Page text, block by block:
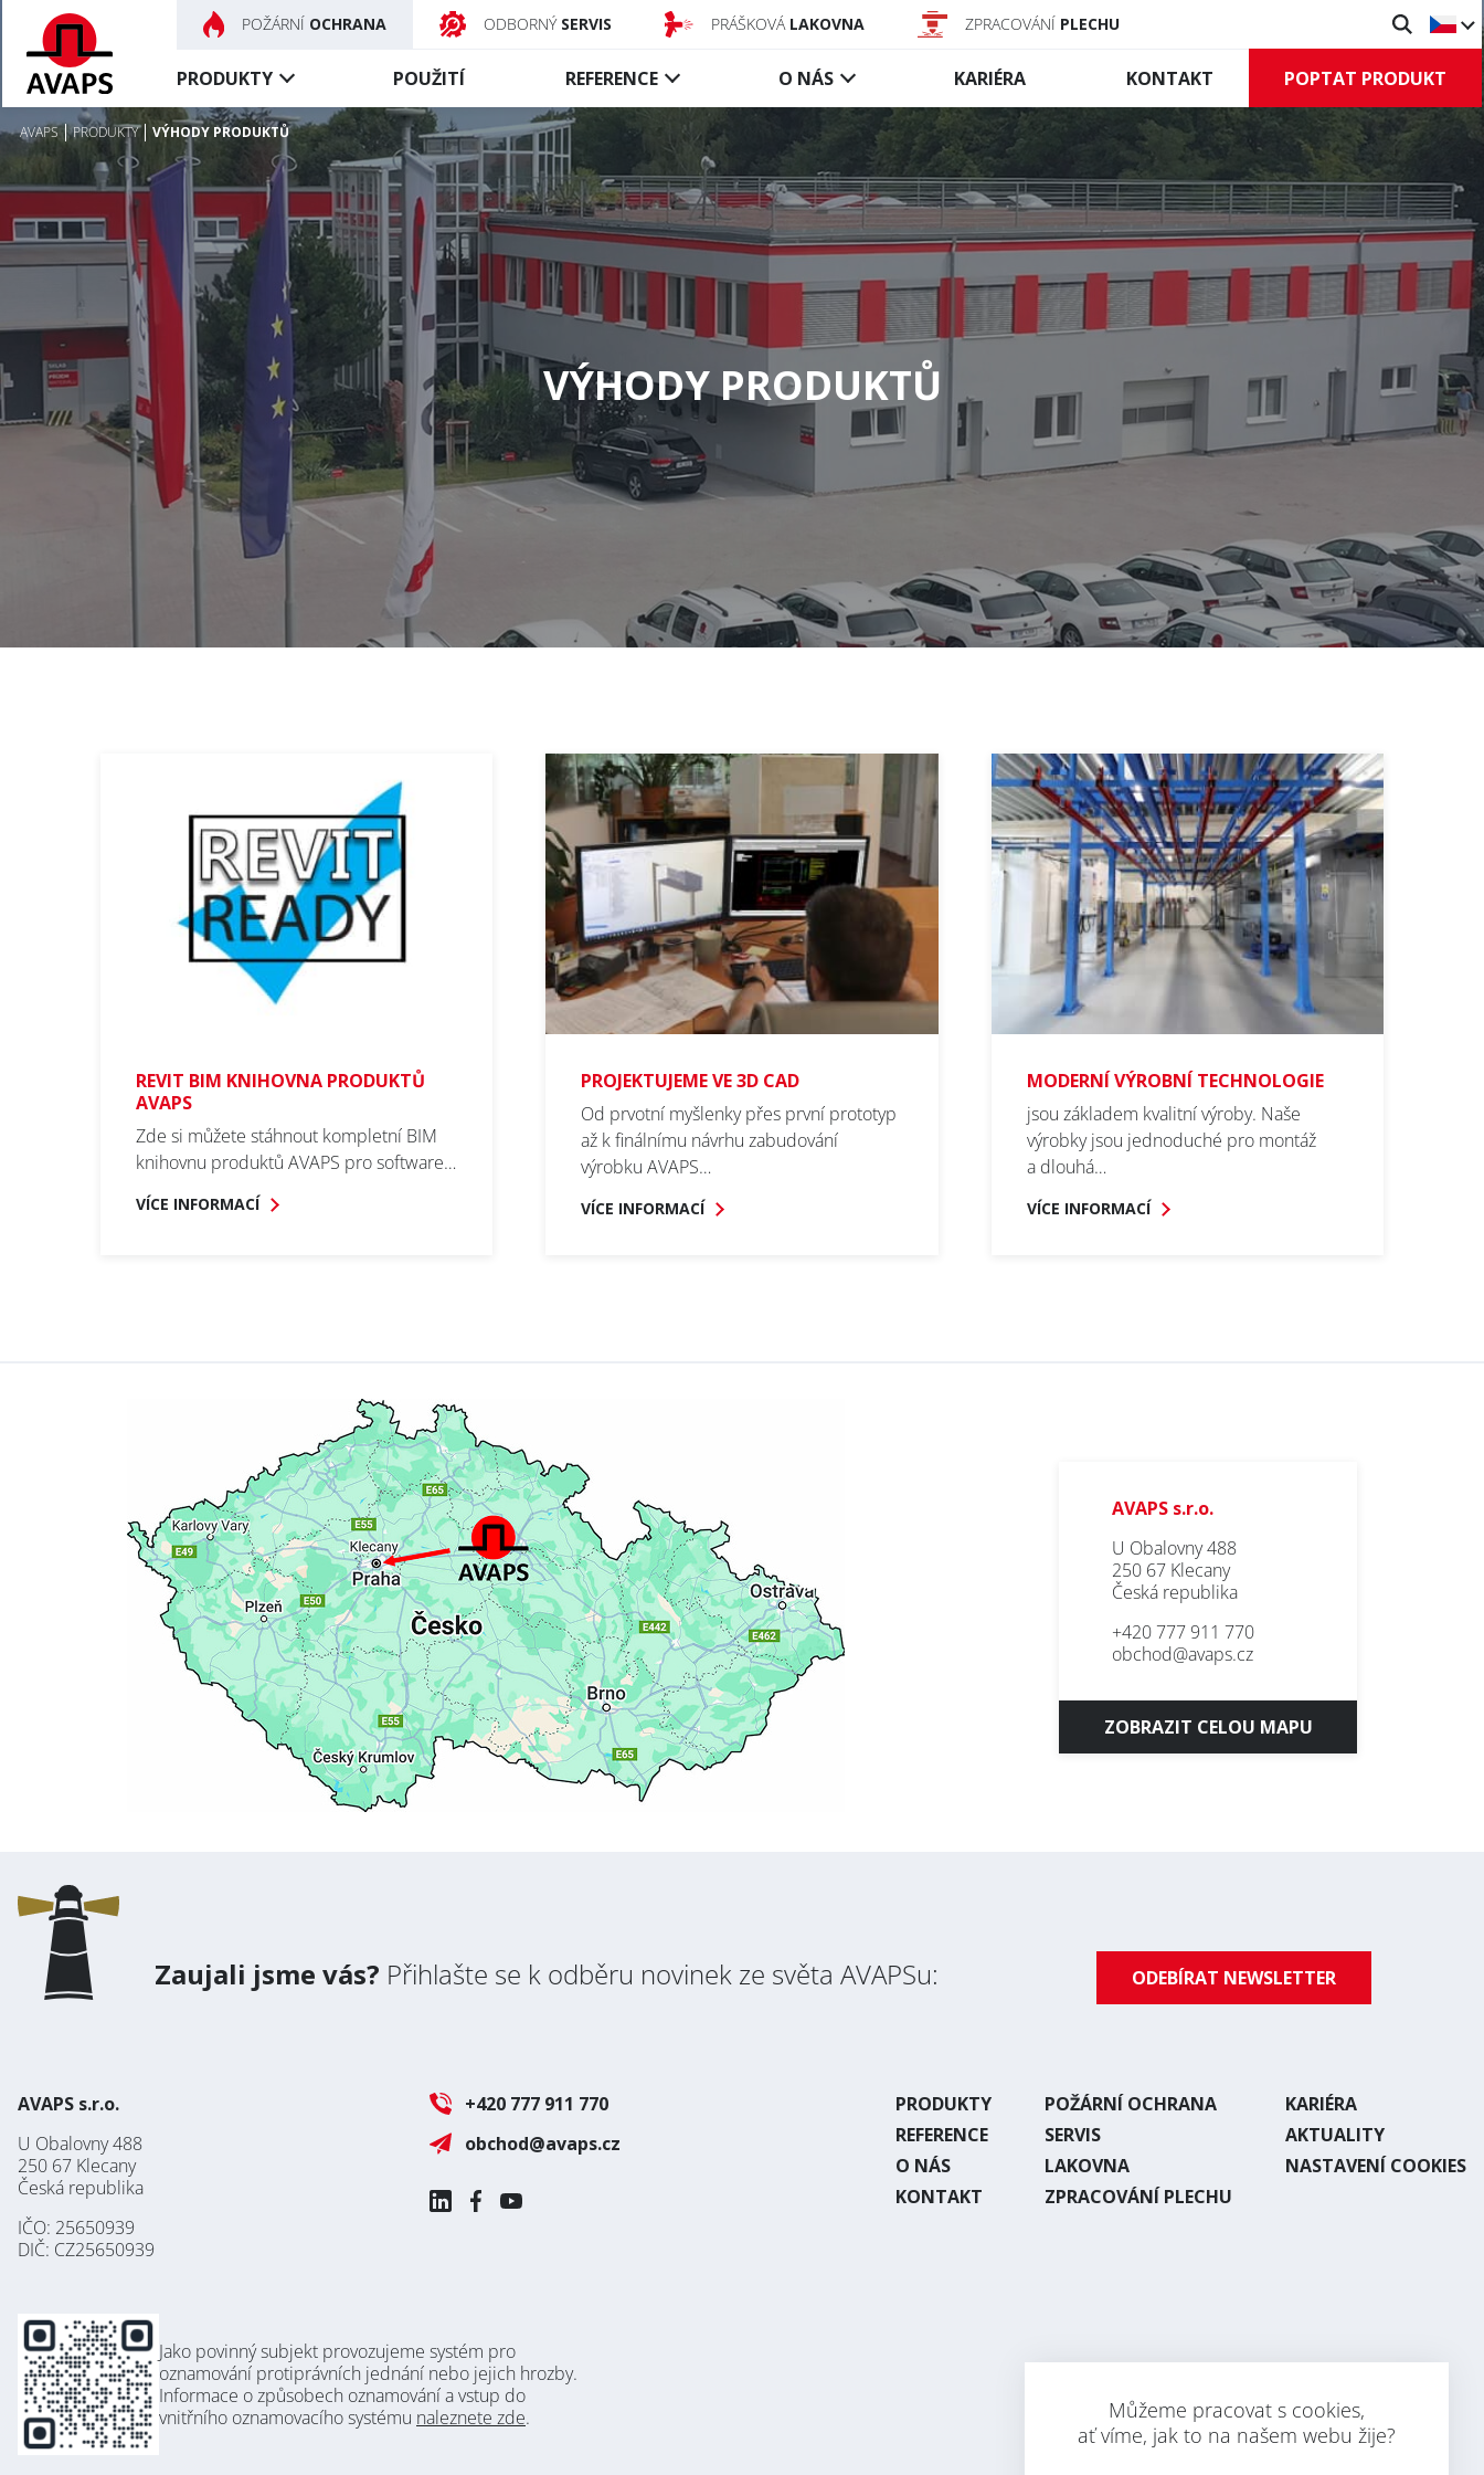
Můžeme pracovat s cookies,
ať víme, jak to na našem webu žije?
POŽÁRNÍ OCHRANA ODBORNÝ SERVIS PRÁŠKOVÁ LAKOVNA ZPRACOVÁNÍ PLECHU
PRODUKTY
Požární
uzávěry
Textilní uzávěry
Ocelové uzávěry
Speciální uzávěry
Požární dveře
Řízení a příslušenství
Kouřotěsné
uzávěry
Textilní uzávěry
Řízení a příslušenství
Dopravníkové
uzávěry
Textilní uzávěry
Ocelové uzávěry
Kouřové
zábrany
Statické skleněné zábrany
Řízení a příslušenství
Vratové
systémy
Průmyslová vrata
Rolovací mříže
Řízení a příslušenství
POUŽITÍ REFERENCE O NÁS KARIÉRA KONTAKT POPTAT PRODUKT
AVAPS PRODUKTY VÝHODY PRODUKTŮ
VÝHODY PRODUKTŮ
REVIT BIM KNIHOVNA PRODUKTŮ
AVAPS
Zde si můžete stáhnout kompletní BIM
knihovnu produktů AVAPS pro software…
VÍCE INFORMACÍ
PROJEKTUJEME VE 3D CAD
Od prvotní myšlenky přes první prototyp
až k finálnímu návrhu zabudování
výrobku AVAPS…
VÍCE INFORMACÍ
MODERNÍ VÝROBNÍ TECHNOLOGIE
jsou základem kvalitní výroby. Naše
výrobky jsou jednoduché pro montáž
a dlouhá…
VÍCE INFORMACÍ
AVAPS s.r.o.
U Obalovny 488
250 67 Klecany
Česká republika
+420 777 911 770
obchod@avaps.cz
ZOBRAZIT CELOU MAPU
Zaujali jsme vás? Přihlašte se k odběru novinek ze světa AVAPSu: ODEBÍRAT NEWSLETTER
AVAPS s.r.o.
U Obalovny 488
250 67 Klecany
Česká republika
IČO: 25650939
DIČ: CZ25650939
+420 777 911 770
obchod@avaps.cz
PRODUKTY
REFERENCE
O NÁS
KONTAKT
POŽÁRNÍ OCHRANA
SERVIS
LAKOVNA
ZPRACOVÁNÍ PLECHU
KARIÉRA
AKTUALITY
NASTAVENÍ COOKIES
Jako povinný subjekt provozujeme systém pro
oznamování protiprávních jednání nebo jejich hrozby.
Informace o způsobech oznamování a vstup do
vnitřního oznamovacího systému naleznete zde.
Přihlašte se k odběru Newsletteru AVAPS/
Suscribe to theAVAPS
E-mail *
Obor / Field
* Povinné pole
Přihlásit se k odběru novinek / Subscribe to news
Zásady zpracování osobních údajů / Privacy Policy